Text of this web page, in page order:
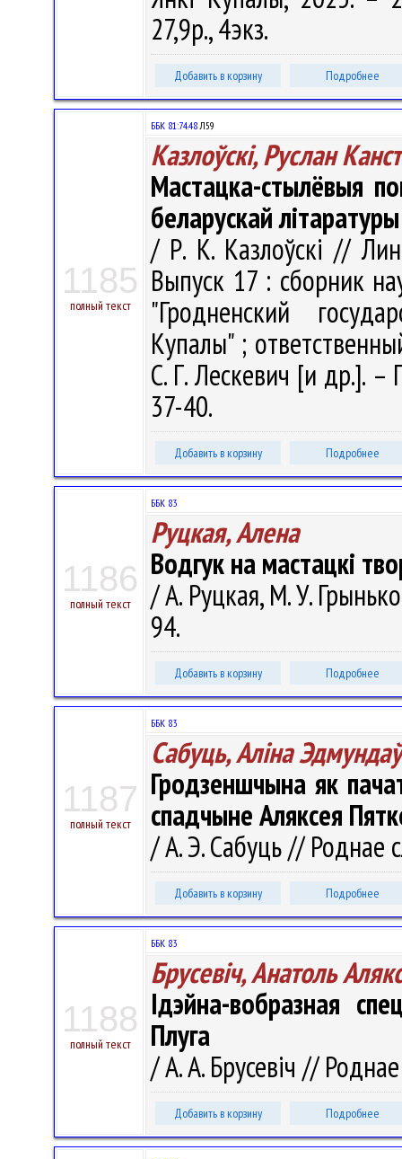
27,9р., 4экз.
Добавить в корзину Подробнее
1185
полный текст
ББК 81:74.48Л59
Казлоўскі, Руслан
Мастацка-стылёвыя
беларускай
/ Р. К. Казлоўскі //
Выпуск 17 : сборник
"Гродненский
Купалы" ;
С. Г. Лескевич [и др.].
37-40.
Добавить в корзину Подробнее
1186
полный текст
ББК 83
Руцкая, Алена
Водгук на мастацкі
/ А. Руцкая, М. У.
94.
Добавить в корзину Подробнее
1187
полный текст
ББК 83
Сабуць, Аліна
Гродзеншчына як
спадчыне Аляксея
/ А. Э. Сабуць // Роднае
Добавить в корзину Подробнее
1188
полный текст
ББК 83
Брусевіч, Анатоль
Ідэйна-вобразная
Плуга
/ А. А. Брусевіч //
Добавить в корзину Подробнее